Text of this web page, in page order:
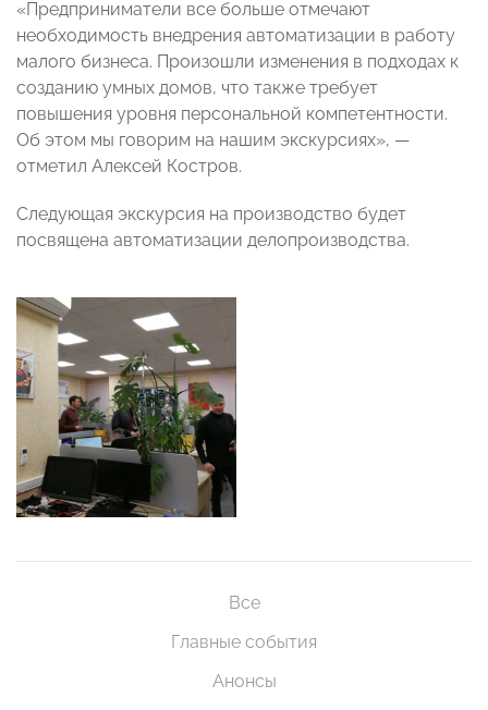
«Предприниматели все больше отмечают
необходимость внедрения автоматизации в работу
малого бизнеса. Произошли изменения в подходах к
созданию умных домов, что также требует
повышения уровня персональной компетентности.
Об этом мы говорим на нашим экскурсиях», —
отметил Алексей Костров.
Следующая экскурсия на производство будет
посвящена автоматизации делопроизводства.
Все
Главные события
Анонсы